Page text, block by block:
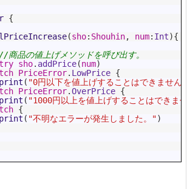
{
(sho: Shouhin, num: Int){
//商品の値上げメソッドを呼び出す。
sho. addPrice(num)
PriceError. LowPrice {
print ( "0円以下を値上げすることはできません
PriceError.OverPrice {
print ( "1000円以上を値上げすることはできま
{
print ( "不明なエラーが発生しました。")